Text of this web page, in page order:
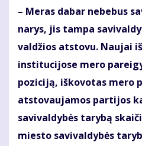
– Meras dabar nebebus
narys, jis tampa
valdžios atstovu. Naujai
institucijose mero
poziciją, iškovotas mero
atstovaujamos partijos
savivaldybės tarybą
miesto savivaldybės